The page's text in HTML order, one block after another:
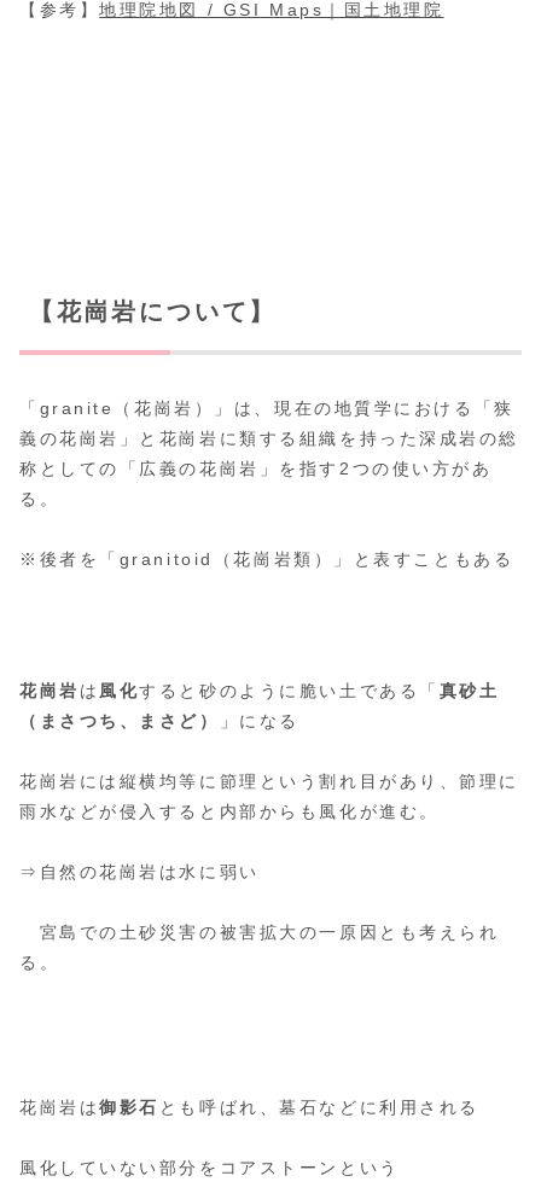
【参考】地理院地図 / GSI Maps｜国土地理院
【花崗岩について】
「granite（花崗岩）」は、現在の地質学における「狭
義の花崗岩」と花崗岩に類する組織を持った深成岩の総
称としての「広義の花崗岩」を指す2つの使い方があ
る。
※後者を「granitoid（花崗岩類）」と表すこともある
花崗岩 は 風化すると砂のように脆い土である「 真砂土
（まさつち、まさど）
」になる
花崗岩には縦横均等に節理という割れ目があり、節理に
雨水などが侵入すると内部からも風化が進む。
⇒自然の花崗岩は水に弱い
宮島での土砂災害の被害拡大の一原因とも考えられ
る。
花崗岩は御影石 とも呼ばれ、墓石などに利用される
風化していない部分をコアストーンという